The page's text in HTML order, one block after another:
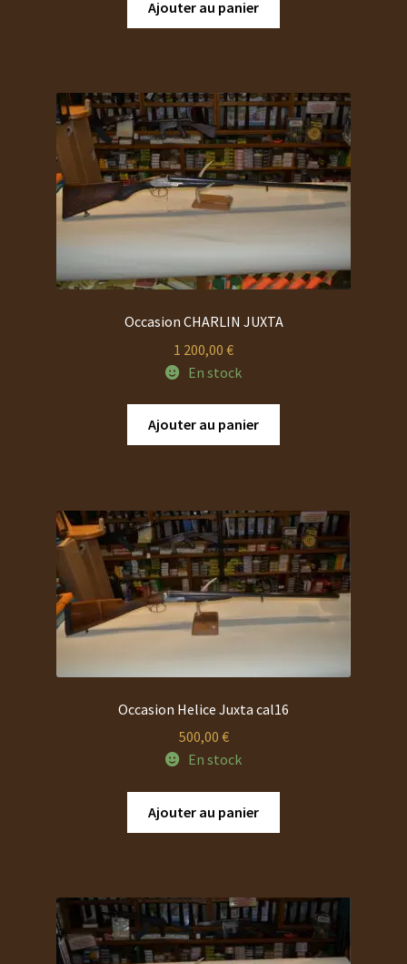
Ajouter au panier
Occasion CHARLIN JUXTA
1 200,00 €
En stock
Ajouter au panier
Occasion Helice Juxta cal16
500,00 €
En stock
Ajouter au panier